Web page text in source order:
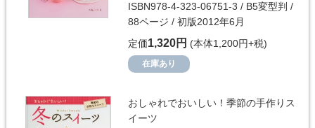
ISBN978-4-323-06751-3 / B5変型判 /
88ページ / 初版2012年6月
定価1,320円 (本体1,200円+税)
在庫あり
おしゃれでおいしい！季節の手作りス
イーツ